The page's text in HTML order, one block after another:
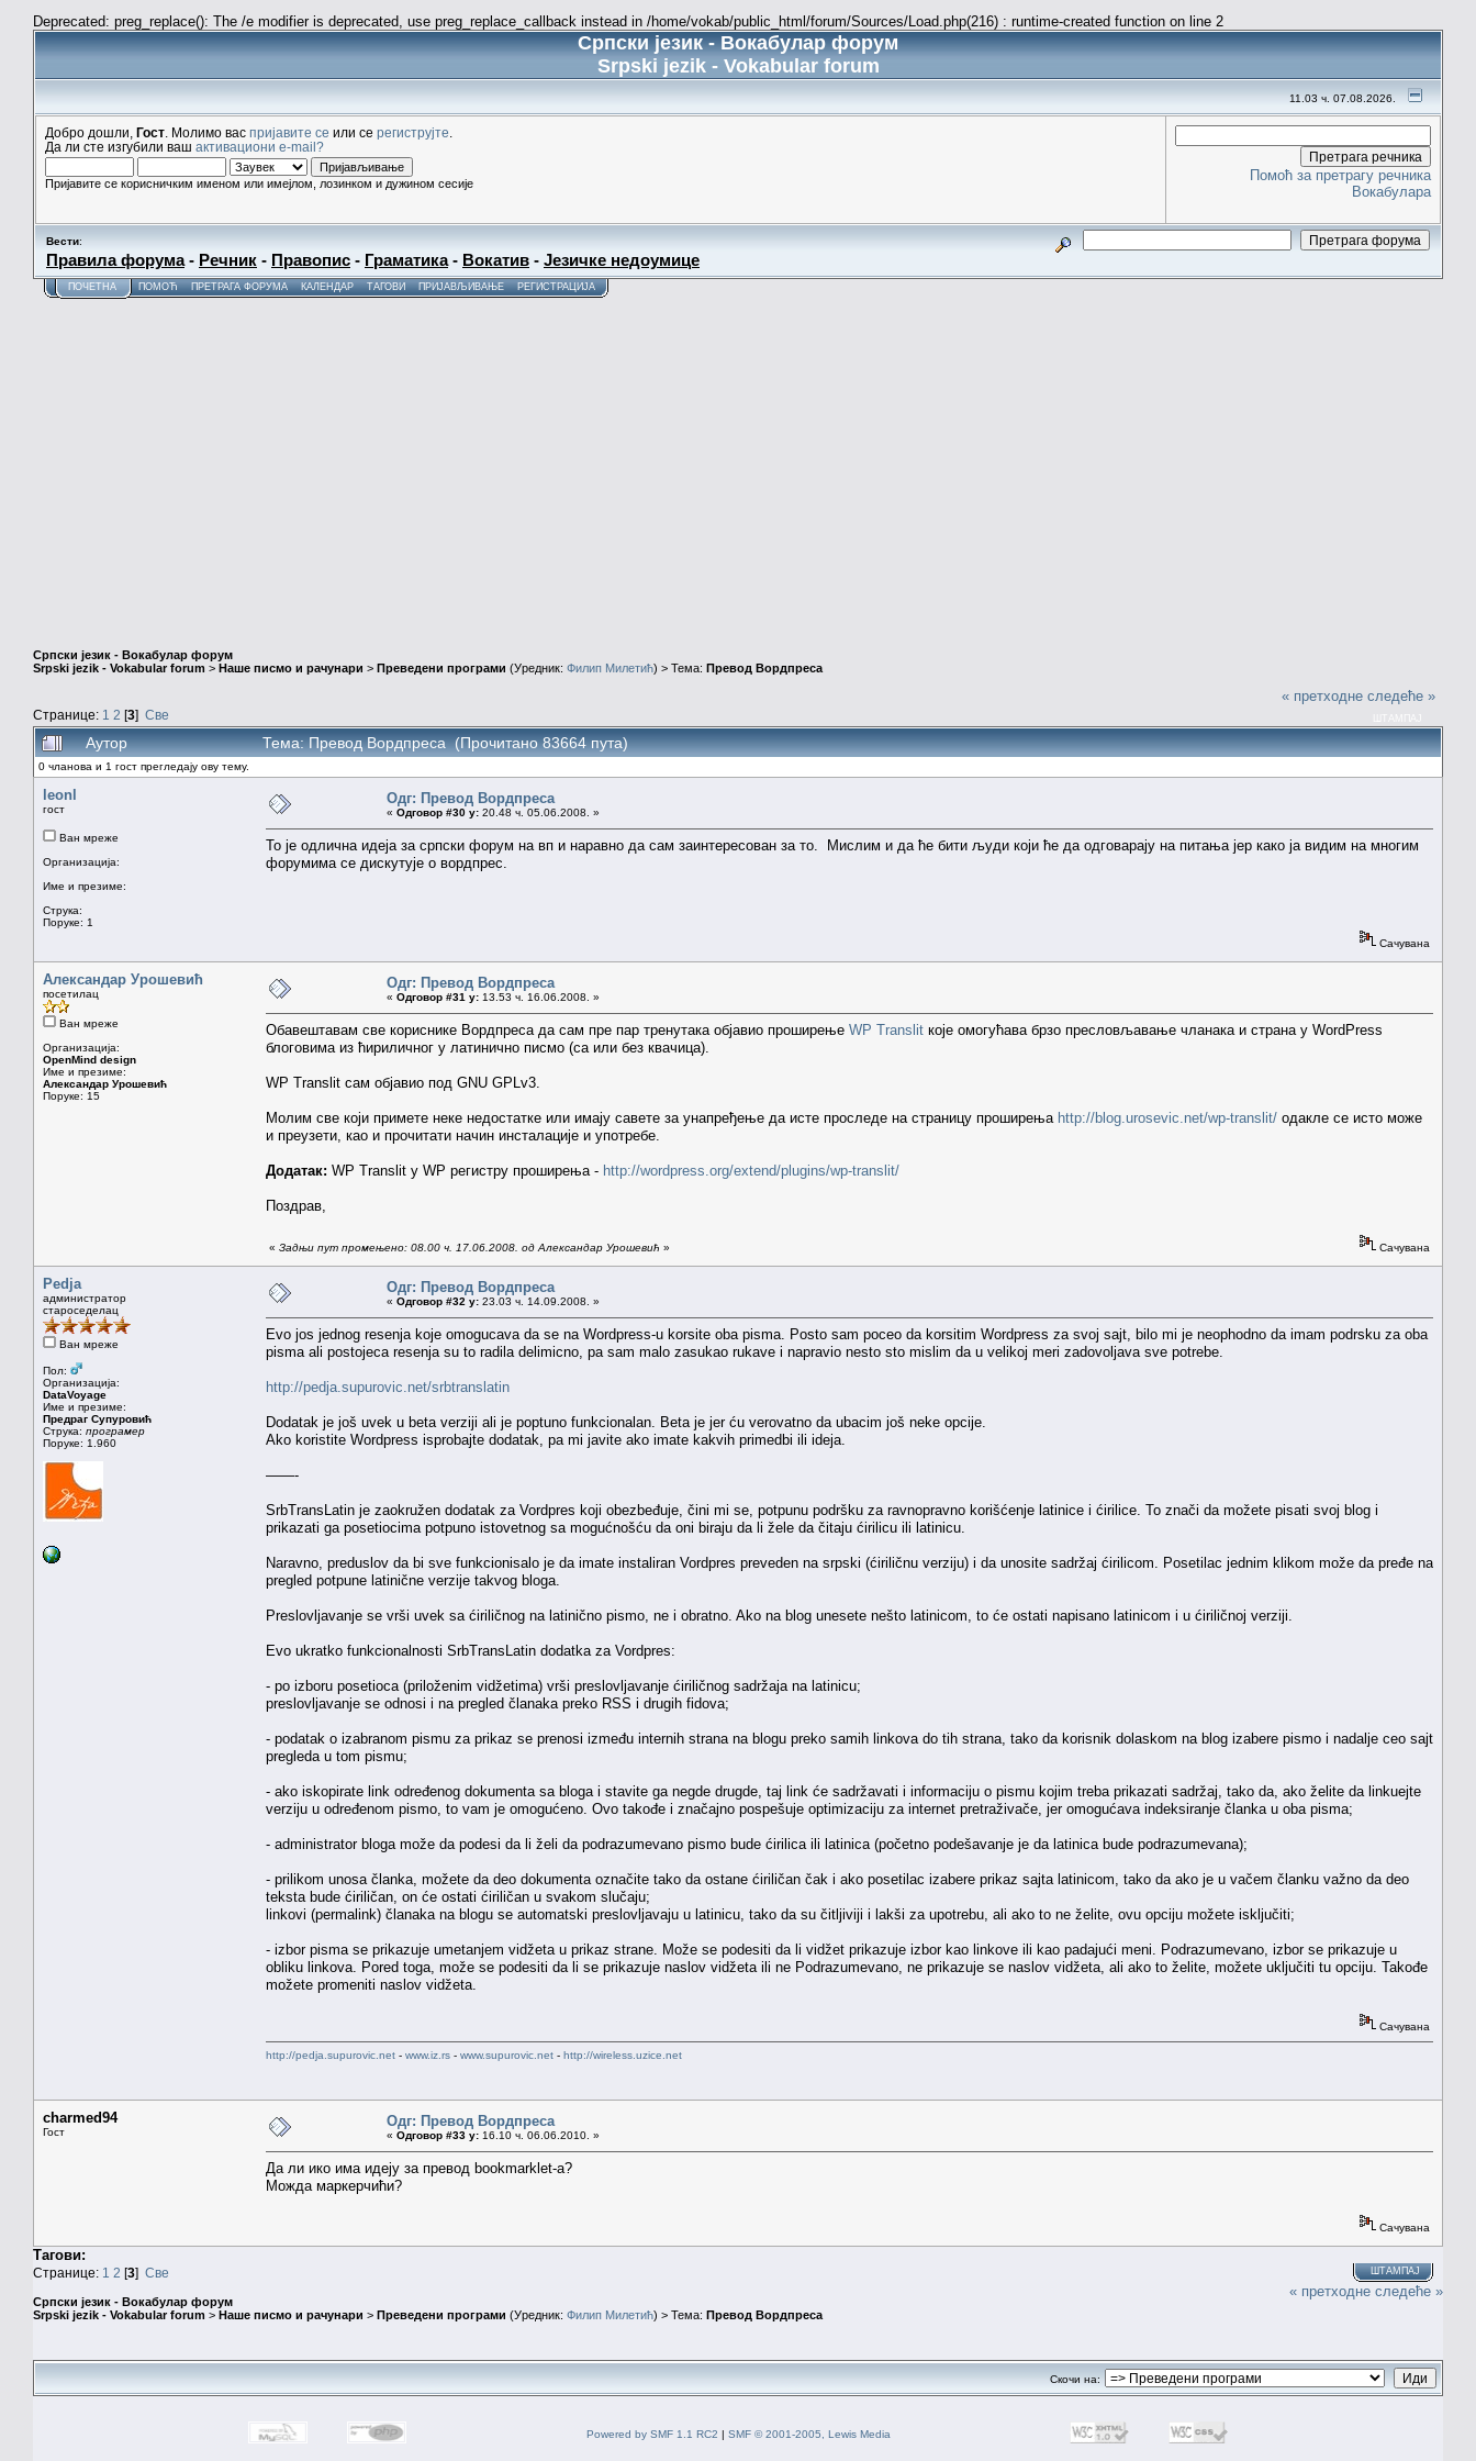
Deprecated: preg_replace(): The /e modifier is deprecated, use preg_replace_callback instead in /home/vokab/public_html/forum/Sources/Load.php(216) : runtime-created function on line 2
Српски језик - Вокабулар форум
Srpski jezik - Vokabular forum
11.03 ч. 07.08.2026.
Добро дошли, Гост . Молимо вас пријавите се или се региструјте
Да ли сте изгубили ваш активациони e-mail?
Пријавите се корисничким именом или имејлом, лозинком и дужином сесије
Помоћ за претрагу речника
Вокабулара
Вести:
Правила форума- Речник - Правопис - Граматика- Вокатив - Језичке недоумице
ПОЧЕТНА ПОМОЋ ПРЕТРАГА ФОРУМА КАЛЕНДАР ТАГОВИ ПРИЈАВЉИВАЊЕ РЕГИСТРАЦИЈА
Српски језик - Вокабулар форум
Srpski jezik - Vokabular forum > Наше писмо и рачунари > Преведени програми (Уредник: Филип Милетић) > Тема: Превод Вордпреса
Странице: 1 2 [3] Све
« претходне следеће »
Аутор Тема: Превод Вордпреса (Прочитано 83664 пута)
0 чланова и 1 гост прегледају ову тему.
leonl
гост
Ван мреже
Организација:
Име и презиме:
Струка:
Поруке: 1
Одг: Превод Вордпреса
« Одговор #30 у: 20.48 ч. 05.06.2008. »
То је одлична идеја за српски форум на вп и наравно да сам заинтересован за то. Мислим и да ће бити људи који ће да одговарају на питања јер како ја видим на многим
форумима се дискутује о вордпрес.
Сачувана
Александар Урошевић
посетилац
Ван мреже
Организација:
OpenMind design
Име и презиме:
Александар Урошевић
Поруке: 15
Одг: Превод Вордпреса
« Одговор #31 у: 13.53 ч. 16.06.2008. »
Обавештавам све кориснике Вордпреса да сам пре пар тренутака објавио проширење WP Translit које омогућава брзо пресловљавање чланака и страна у WordPress
блоговима из ћириличног у латинично писмо (са или без квачица).
WP Translit сам објавио под GNU GPLv3.
Молим све који примете неке недостатке или имају савете за унапређење да исте проследе на страницу проширења http://blog.urosevic.net/wp-translit/ одакле се исто може
и преузети, као и прочитати начин инсталације и употребе.
Додатак: WP Translit у WP регистру проширења - http://wordpress.org/extend/plugins/wp-translit/
Поздрав,
« Задњи пут промењено: 08.00 ч. 17.06.2008. од Александар Урошевић » Сачувана
Pedja
администратор
староседелац
Ван мреже
Пол:
Организација:
DataVoyage
Име и презиме:
Предраг Супуровић
Струка: програмер
Поруке: 1.960
Одг: Превод Вордпреса
« Одговор #32 у: 23.03 ч. 14.09.2008. »
Evo jos jednog resenja koje omogucava da se na Wordpress-u korsite oba pisma. Posto sam poceo da korsitim Wordpress za svoj sajt, bilo mi je neophodno da imam podrsku za oba
pisma ali postojeca resenja su to radila delimicno, pa sam malo zasukao rukave i napravio nesto sto mislim da u velikoj meri zadovoljava sve potrebe.
http://pedja.supurovic.net/srbtranslatin
Dodatak je još uvek u beta verziji ali je poptuno funkcionalan. Beta je jer ću verovatno da ubacim još neke opcije.
Ako koristite Wordpress isprobajte dodatak, pa mi javite ako imate kakvih primedbi ili ideja.
——-
SrbTransLatin je zaokružen dodatak za Vordpres koji obezbeđuje, čini mi se, potpunu podršku za ravnopravno korišćenje latinice i ćirilice. To znači da možete pisati svoj blog i
prikazati ga posetiocima potpuno istovetnog sa mogućnošću da oni biraju da li žele da čitaju ćirilicu ili latinicu.
Naravno, preduslov da bi sve funkcionisalo je da imate instaliran Vordpres preveden na srpski (ćiriličnu verziju) i da unosite sadržaj ćirilicom. Posetilac jednim klikom može da pređe na
pregled potpune latinične verzije takvog bloga.
Preslovljavanje se vrši uvek sa ćiriličnog na latinično pismo, ne i obratno. Ako na blog unesete nešto latinicom, to će ostati napisano latinicom i u ćiriličnoj verziji.
Evo ukratko funkcionalnosti SrbTransLatin dodatka za Vordpres:
- po izboru posetioca (priloženim vidžetima) vrši preslovljavanje ćiriličnog sadržaja na latinicu;
preslovljavanje se odnosi i na pregled članaka preko RSS i drugih fidova;
- podatak o izabranom pismu za prikaz se prenosi između internih strana na blogu preko samih linkova do tih strana, tako da korisnik dolaskom na blog izabere pismo i nadalje ceo sajt
pregleda u tom pismu;
- ako iskopirate link određenog dokumenta sa bloga i stavite ga negde drugde, taj link će sadržavati i informaciju o pismu kojim treba prikazati sadržaj, tako da, ako želite da linkuejte
verziju u određenom pismo, to vam je omogućeno. Ovo takođe i značajno pospešuje optimizaciju za internet pretraživače, jer omogućava indeksiranje članka u oba pisma;
- administrator bloga može da podesi da li želi da podrazumevano pismo bude ćirilica ili latinica (početno podešavanje je da latinica bude podrazumevana);
- prilikom unosa članka, možete da deo dokumenta označite tako da ostane ćiriličan čak i ako posetilac izabere prikaz sajta latinicom, tako da ako je u vačem članku važno da deo
teksta bude ćiriličan, on će ostati ćiriličan u svakom slučaju;
linkovi (permalink) članaka na blogu se automatski preslovljavaju u latinicu, tako da su čitljiviji i lakši za upotrebu, ali ako to ne želite, ovu opciju možete isključiti;
- izbor pisma se prikazuje umetanjem vidžeta u prikaz strane. Može se podesiti da li vidžet prikazuje izbor kao linkove ili kao padajući meni. Podrazumevano, izbor se prikazuje u
obliku linkova. Pored toga, može se podesiti da li se prikazuje naslov vidžeta ili ne Podrazumevano, ne prikazuje se naslov vidžeta, ali ako to želite, možete uključiti tu opciju. Takođe
možete promeniti naslov vidžeta.
Сачувана
http://pedja.supurovic.net - www.iz.rs - www.supurovic.net - http://wireless.uzice.net
charmed94
Гост
Одг: Превод Вордпреса
« Одговор #33 у: 16.10 ч. 06.06.2010. »
Да ли ико има идеју за превод bookmarklet-а?
Можда маркерчићи?
Сачувана
Тагови:
Странице: 1 2 [3] Све ШТАМПАЈ
Српски језик - Вокабулар форум
Srpski jezik - Vokabular forum > Наше писмо и рачунари > Преведени програми (Уредник: Филип Милетић) > Тема: Превод Вордпреса
« претходне следеће »
Скочи на:
Powered by SMF 1.1 RC2 | SMF © 2001-2005, Lewis Media